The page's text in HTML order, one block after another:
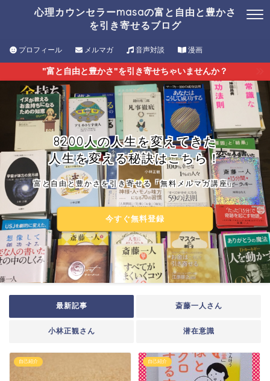
心理カウンセラーmasaの富と自由と豊かさ
を引き寄せるブログ
プロフィール メルマガ 音声対談 漫画
"富と自由と豊かさ"を引き寄せちゃいませんか？
8200人の人生を変えてきた
人生を変える秘訣はこちら！
富と自由と豊かさを引き寄せる「無料メルマガ講座」
今すぐ無料登録
最新記事 斎藤一人さん
小林正観さん 潜在意識
自己紹介 自己紹介